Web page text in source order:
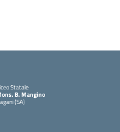
Statale
B. Mangino
(SA)
— Visita la pagina iniziale della scuola